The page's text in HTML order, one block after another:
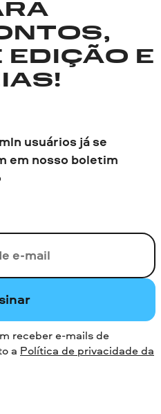
EDIÇÃO E
usuários já se
em nosso boletim
receber e-mails de
a Política de privacidade da